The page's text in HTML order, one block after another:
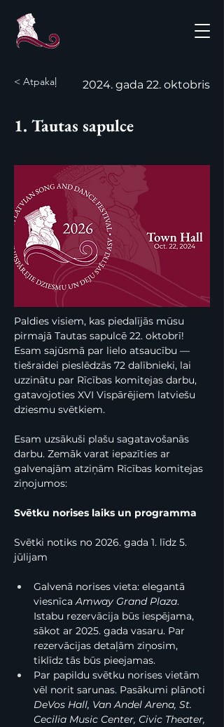
< Atpakaļ 2024. gada 22. oktobris
1. Tautas sapulce
Paldies visiem, kas piedalījās mūsu
pirmajā Tautas sapulcē 22. oktobrī!
Esam sajūsmā par lielo atsaucību —
tiešraidei pieslēdzās 72 dalībnieki, lai
uzzinātu par Rīcības komitejas darbu,
gatavojoties XVI Vispārējiem latviešu
dziesmu svētkiem.
Esam uzsākuši plašu sagatavošanās
darbu. Zemāk varat iepazīties ar
galvenajām atziņām Rīcības komitejas
ziņojumos:
Svētku norises laiks un programma
Svētki notiks no 2026. gada 1. līdz 5.
jūlijam
Galvenā norises vieta: elegantā
viesnīca Amway Grand Plaza.
Istabu rezervācija būs iespējama,
sākot ar 2025. gada vasaru. Par
rezervācijas detaļām ziņosim,
tiklīdz tās būs pieejamas.
Par papildu svētku norises vietām
vēl norit sarunas. Pasākumi plānoti
DeVos Hall, Van Andel Arena, St.
Cecilia Music Center, Civic Theater,